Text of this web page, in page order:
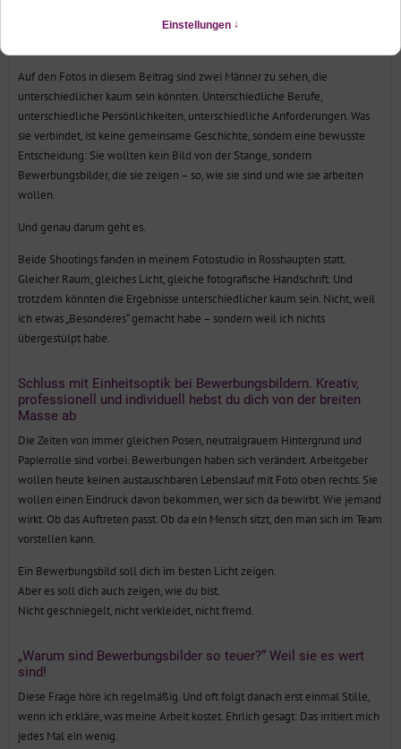
Bewerbungsbilder sind keine Passbilder.
Auf den Fotos in diesem Beitrag sind zwei Männer zu sehen, die
unterschiedlicher kaum sein könnten. Unterschiedliche Berufe,
unterschiedliche Persönlichkeiten, unterschiedliche Anforderungen. Was
sie verbindet, ist keine gemeinsame Geschichte, sondern eine bewusste
Entscheidung: Sie wollten kein Bild von der Stange, sondern
Bewerbungsbilder, die sie zeigen – so, wie sie sind und wie sie arbeiten
wollen.
Und genau darum geht es.
Beide Shootings fanden in meinem Fotostudio in Rosshaupten statt.
Gleicher Raum, gleiches Licht, gleiche fotografische Handschrift. Und
trotzdem könnten die Ergebnisse unterschiedlicher kaum sein. Nicht, weil
ich etwas „Besonderes“ gemacht habe – sondern weil ich nichts
übergestülpt habe.
Schluss mit Einheitsoptik bei Bewerbungsbildern. Kreativ,
professionell und individuell hebst du dich von der breiten
Masse ab
Die Zeiten von immer gleichen Posen, neutralgrauem Hintergrund und
Papierrolle sind vorbei. Bewerbungen haben sich verändert. Arbeitgeber
wollen heute keinen austauschbaren Lebenslauf mit Foto oben rechts. Sie
wollen einen Eindruck davon bekommen, wer sich da bewirbt. Wie jemand
wirkt. Ob das Auftreten passt. Ob da ein Mensch sitzt, den man sich im Team
vorstellen kann.
Ein Bewerbungsbild soll dich im besten Licht zeigen.
Aber es soll dich auch zeigen, wie du bist.
Nicht geschniegelt, nicht verkleidet, nicht fremd.
„Warum sind Bewerbungsbilder so teuer?“ Weil sie es wert
sind!
Diese Frage höre ich regelmäßig. Und oft folgt danach erst einmal Stille,
wenn ich erkläre, was meine Arbeit kostet. Ehrlich gesagt: Das irritiert mich
jedes Mal ein wenig.